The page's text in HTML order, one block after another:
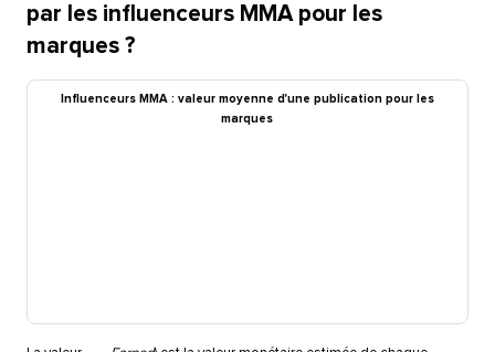
par les influenceurs MMA pour les
marques ?​​
Influenceurs MMA : valeur moyenne d'une publication pour les
marques​​